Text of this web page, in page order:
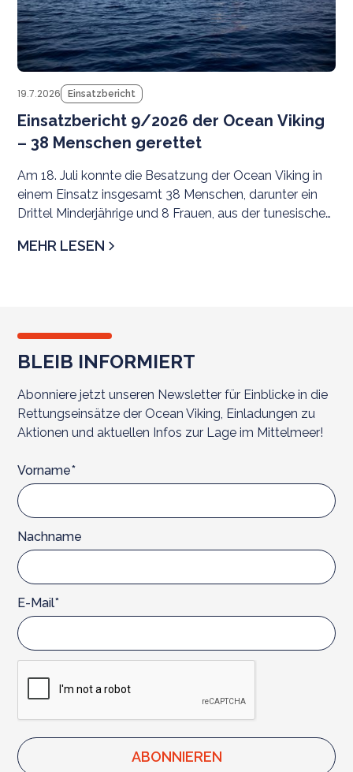
Mittelmeer.
19.7.2026 Einsatzbericht
Einsatzbericht 9/2026 der Ocean Viking
– 38 Menschen gerettet
Am 18. Juli konnte die Besatzung der Ocean Viking in
einem Einsatz insgesamt 38 Menschen, darunter ein
Drittel Minderjährige und 8 Frauen, aus der tunesischen
Civitavecchia zugewiesen.
MEHR LESEN
BLEIB INFORMIERT
Abonniere jetzt unseren Newsletter für Einblicke in die
Rettungseinsätze der Ocean Viking, Einladungen zu
Aktionen und aktuellen Infos zur Lage im Mittelmeer!
Vorname*
Nachname
E-Mail*